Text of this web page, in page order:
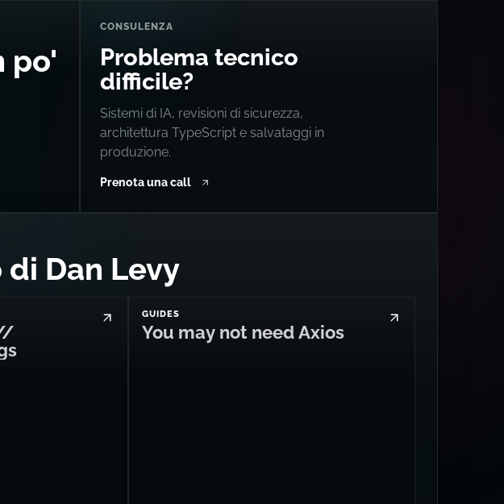
po'
LinkedIn
Bluesky
on Twitter
me on Mastodon
CONSULENZA
Problema tecnico
difficile?
Sistemi di IA, revisioni di sicurezza,
architettura TypeScript e salvataggi in
produzione.
Prenota una call
Dan Levy
GUIDES
You may not need Axios